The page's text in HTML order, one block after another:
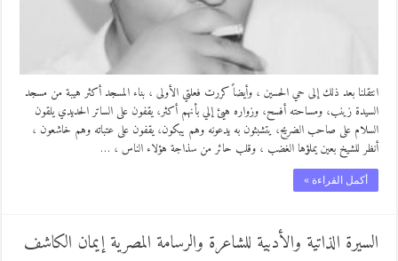
انتقلنا بعد ذلك إلى حي الحسين ، وأيضاً كررت فعلتي الأولى ، بناء المسجد أكثر هيبة من مسجد
السيدة زينب، ومساحته أفسح، وزواره هيئ إلي بأنهم أكثر، يقفون على الساتر الحديدي يلقون
السلام على صاحب الضريح، يتشبثون به يدعونه وهم يبكون، يقفون على عتباته وهم خاشعون ،
أنظر للشيخ بعين يملؤها الغضب ، وقلب حائر من سذاجة هؤلاء الناس ، …
أكمل القراءة »
السيرة الذاتية والأدبية للشاعرة والرسامة المصرية إيمان الكاشف